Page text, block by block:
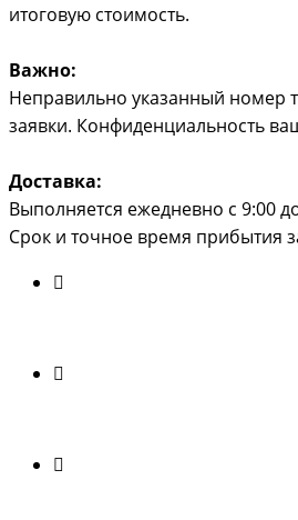
итоговую стоимость.
Важно:
Неправильно указанный номер
заявки. Конфиденциальность
Доставка:
Выполняется ежедневно с 9:00
Срок и точное время прибытия